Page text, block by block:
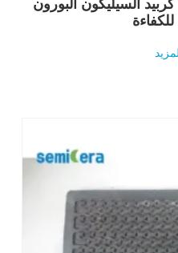
السيليكون البورون
للكفاءة